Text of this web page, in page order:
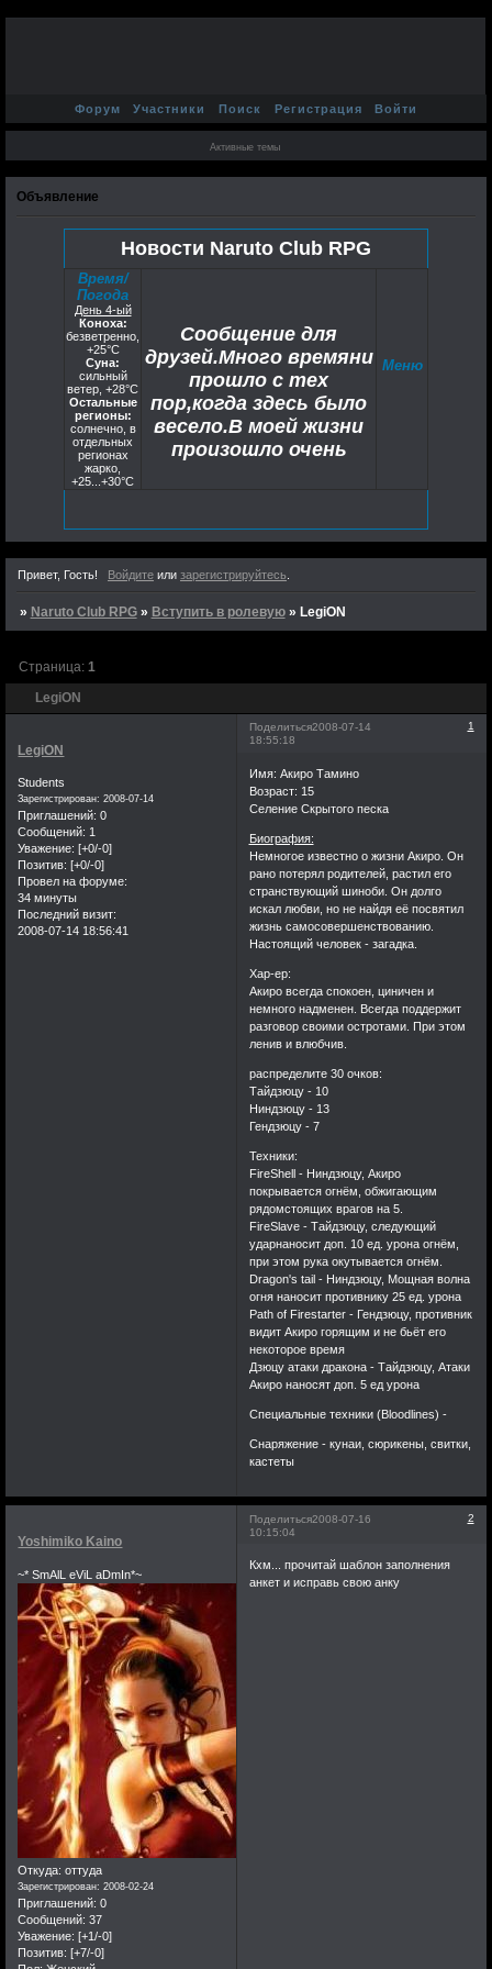
Форум Участники Поиск Регистрация Войти
Активные темы
Объявление
Новости Naruto Club RPG
Время/
Погода
День 4-ый
Коноха:
безветренно,
+25°C
Суна:
сильный
ветер, +28°С
Остальные
регионы:
солнечно, в
отдельных
регионах
жарко,
+25...+30°С
Сообщение для
друзей.Много времяни
прошло с тех
пор,когда здесь было
весело.В моей жизни
произошло очень
изменились,правда не
знаю в лучшую ли
сторону.Столько
времяни прошло,а я
все возвращаюсь
чем.Может в надежде
новое или встретить
старых знакомых,а
может быть просто
из интереса
существует ли еще
мой единственный
когда-то успешный
форум. Не знаю
почему,но судия по
тому что я досих пор
могу видеть
его,некоторые из вас
тоже все еще не
забыли тех
прекрасных дней.И я
хочу от всей души
сказать вам спасибо
друзья.Мне крайне
место,которое когда-
то столько для меня
значило.Спасибо
большое,я не забуду
дней проведенных с
вами. Да может быть
немного
сентиментально,и
единственное что не
изменилось за это
время,это моя
грамотность(что
очень печально).Но
если хотя бы один из
сообщение.Это того
стоило.До новых
встреч.Искренне ваш
kakashi. .
Меню
Привет, Гость! Войдитеили зарегистрируйтесь
» Naruto Club RPG » Вступить в ролевую » LegiON
LegiON
Страница: 1
Поделиться 1
2008-07-14
18:55:18
LegiON
Students
Зарегистрирован: 2008-07-14
Приглашений: 0
Сообщений: 1
Уважение: [+0/-0]
Позитив: [+0/-0]
Провел на форуме:
34 минуты
Последний визит:
2008-07-14 18:56:41
Имя: Акиро Тамино
Возраст: 15
Селение Скрытого песка
Биография:
Немногое известно о жизни Акиро. Он
рано потерял родителей, растил его
странствующий шиноби. Он долго
искал любви, но не найдя её посвятил
жизнь самосовершенствованию.
Настоящий человек - загадка.
Хар-ер:
Акиро всегда спокоен, циничен и
немного надменен. Всегда поддержит
разговор своими остротами. При этом
ленив и влюбчив.
распределите 30 очков:
Тайдзюцу - 10
Ниндзюцу - 13
Гендзюцу - 7
Техники:
FireShell - Ниндзюцу, Акиро
покрывается огнём, обжигающим
рядомстоящих врагов на 5.
FireSlave - Тайдзюцу, следующий
ударнаносит доп. 10 ед. урона огнём,
при этом рука окутывается огнём.
Dragon's tail - Ниндзюцу, Мощная волна
огня наносит противнику 25 ед. урона
Path of Firestarter - Гендзюцу, противник
видит Акиро горящим и не бьёт его
некоторое время
Дзюцу атаки дракона - Тайдзюцу, Атаки
Акиро наносят доп. 5 ед урона
Специальные техники (Bloodlines) -
Снаряжение - кунаи, сюрикены, свитки,
кастеты
Поделиться 2
2008-07-16
10:15:04
Yoshimiko Kaino
~* SmAlL eViL aDmIn*~
Откуда: оттуда
Зарегистрирован: 2008-02-24
Приглашений: 0
Сообщений: 37
Уважение: [+1/-0]
Позитив: [+7/-0]
Кхм... прочитай шаблон заполнения
анкет и исправь свою анку